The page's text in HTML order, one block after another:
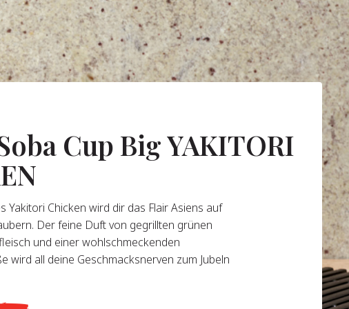
Cup Big YAKITORI
Yakitori Chicken wird dir das Flair Asiens auf
Der feine Duft von gegrillten grünen
und einer wohlschmeckenden
wird all deine Geschmacksnerven zum Jubeln